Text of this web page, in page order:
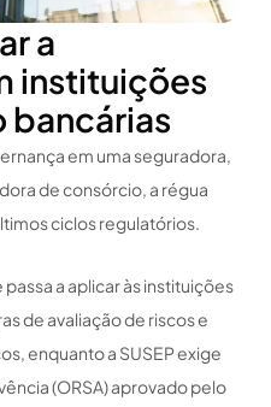
a
instituições
bancárias
em uma seguradora,
de consórcio, a régua
ciclos regulatórios.
a aplicar às instituições
de avaliação de riscos e
enquanto a SUSEP exige
(ORSA) aprovado pelo